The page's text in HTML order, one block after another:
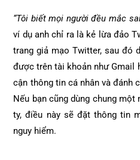
“Tôi biết mọi người đều mắc
ví dụ anh chỉ ra là kẻ lừa đảo
trang giả mạo Twitter, sau đó
được trên tài khoản như Gmail
cận thông tin cá nhân và đánh
Nếu bạn cũng dùng chung
ty, điều này sẽ đặt thông tin
nguy hiểm.